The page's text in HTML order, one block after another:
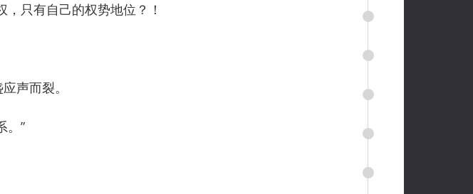
只有自己的权势地位？！
声而裂。
。”